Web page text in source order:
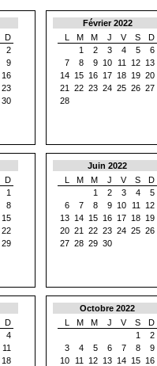
D
2
9
16
23
30
Février 2022
L
M M J V S
D
1
2 3 4 5
6
7
8 9 10 11 12 13
14 15 16 17 18 19 20
21
22 23 24 25 26 27
28
D
1
8
15
22
29
Juin 2022
L
M M J V S
D
1
2 3 4
5
6
7 8 9 10 11
12
13 14 15 16 17 18 19
20 21 22 23 24 25 26
27 28 29 30
D
4
11
18
Octobre 2022
L
M M J V S
D
1
2
3
4 5 6 7 8
9
10
11 12 13 14 15 16